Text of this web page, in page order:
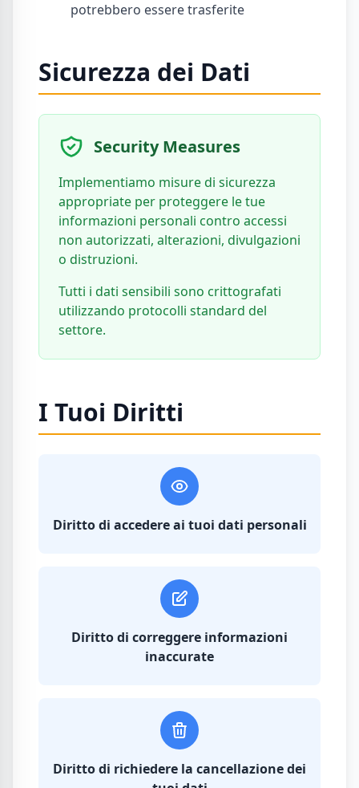
potrebbero essere trasferite
Sicurezza dei Dati
Security Measures
Implementiamo misure di sicurezza
appropriate per proteggere le tue
informazioni personali contro accessi
non autorizzati, alterazioni, divulgazioni
o distruzioni.
Tutti i dati sensibili sono crittografati
utilizzando protocolli standard del
settore.
I Tuoi Diritti
Diritto di accedere ai tuoi dati personali
Diritto di correggere informazioni
inaccurate
Diritto di richiedere la cancellazione dei